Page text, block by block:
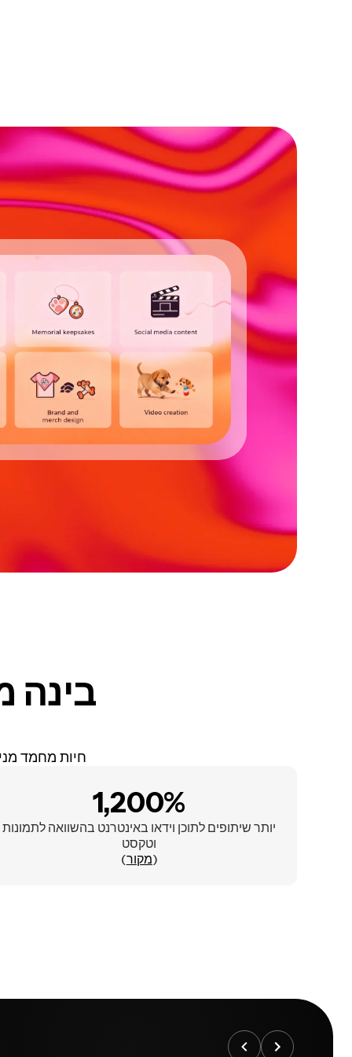
בינה
חיות מחמד
1,200%
יותר שיתופים לתוכן וידאו באינטרנט בהשוואה לתמונות
וטקסט
(מקור)